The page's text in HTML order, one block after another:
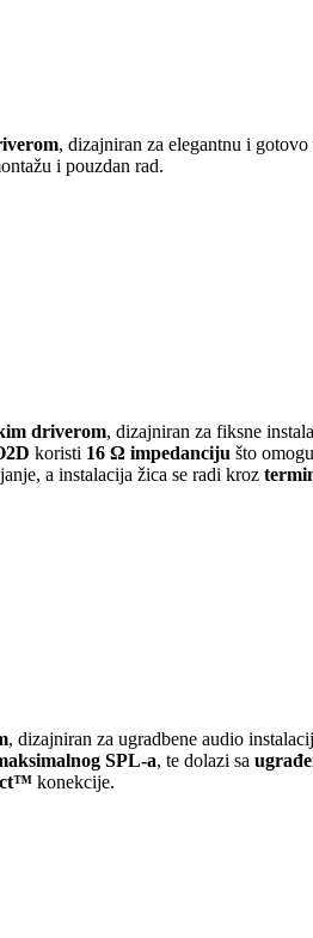
, dizajniran za elegantnu i
i pouzdan rad.
driverom, dizajniran za fiksne
koristi 16 Ω impedanciju što
a instalacija žica se radi kroz
, dizajniran za ugradbene audio
SPL-a, te dolazi sa
konekcije.